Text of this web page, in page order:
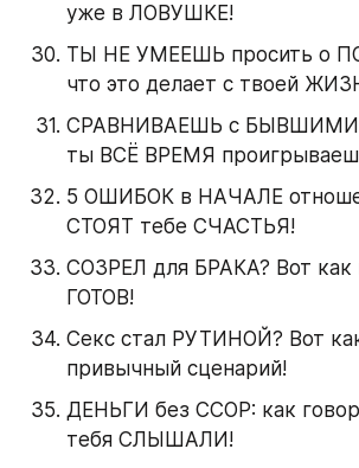
уже в ЛОВУШКЕ!
ТЫ НЕ УМЕЕШЬ просить о
что это делает с твоей
СРАВНИВАЕШЬ с
ты ВСЁ ВРЕМЯ
5 ОШИБОК в НАЧАЛЕ
СТОЯТ тебе СЧАСТЬЯ!
СОЗРЕЛ для БРАКА? Вот как
ГОТОВ!
Секс стал РУТИНОЙ? Вот
привычный сценарий!
ДЕНЬГИ без ССОР: как
тебя СЛЫШАЛИ!